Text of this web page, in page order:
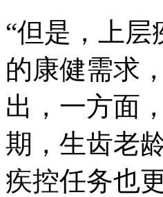
“但是，上
的康健需求
出，一方面
期，生齿老
疾控任务也